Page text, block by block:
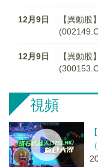
12月9日
【異動
12月9日
【異動
視頻